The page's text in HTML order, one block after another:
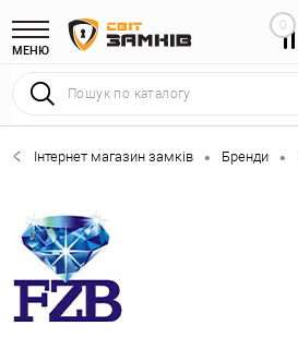
МЕНЮ
0
Інтернет магазин замків • Бренди •